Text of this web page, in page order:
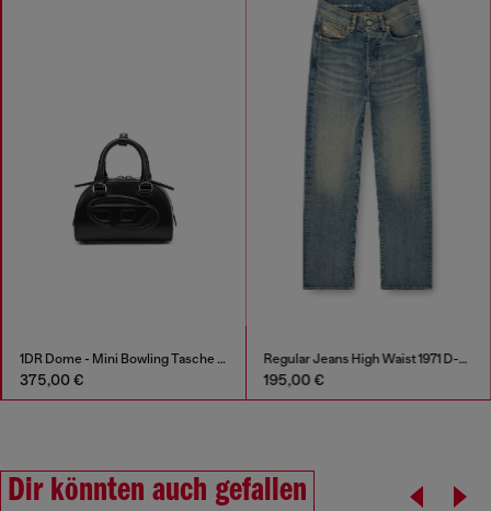
1DR Dome - Mini Bowling Tasche aus Leder
375,00 €
Regular Jeans High Waist 1971 D-Sent
195,00 €
Dir könnten auch gefallen